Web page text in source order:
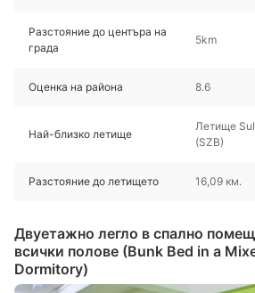
Разстояние до центъра на
града
5km
Оценка на района 8.6
Най-близко летище
Летище
(SZB)
Разстояние до летището 16,09 км.
Двуетажно легло в спално
всички полове (Bunk Bed in a
Dormitory)